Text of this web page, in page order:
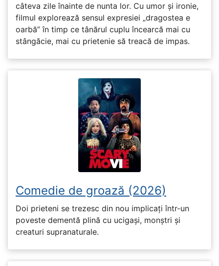
câteva zile înainte de nunta lor. Cu umor și ironie,
filmul explorează sensul expresiei „dragostea e
oarbă” în timp ce tânărul cuplu încearcă mai cu
stângăcie, mai cu prietenie să treacă de impas.
Comedie de groază (2026)
Doi prieteni se trezesc din nou implicați într-un
poveste dementă plină cu ucigași, monștri și
creaturi supranaturale.